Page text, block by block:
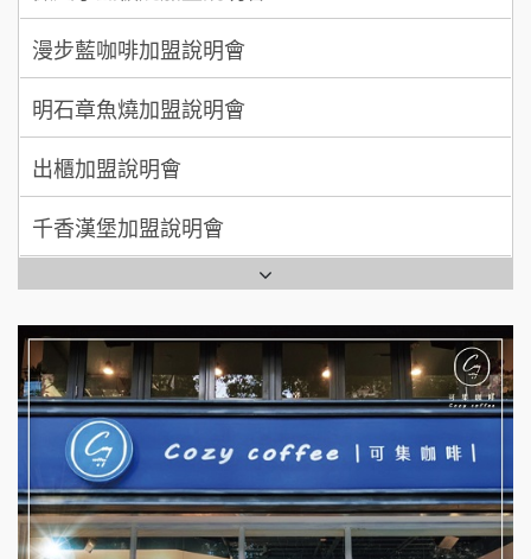
MUSHEN徵SPA美容芳療師
日十。早午食加盟說明會
拾鑶火鍋加盟說明會
全家加盟說明會
台灣G湯加盟說明會
彭富貴加盟說明會
NU PASTA義大利麵加盟說明會
潮鍋癮加盟說明會
蓁伙烤倆吃加盟說明會
明石章魚燒加盟說明會
出櫃加盟說明會
千香漢堡加盟說明會
七盞茶加盟說明會
拉亞漢堡加盟說明會
杜芳子古味茶鋪加盟說明會
優握握×酸奶大獅加盟說明會
冬城門加盟說明會
拾鑶火鍋加盟說明會